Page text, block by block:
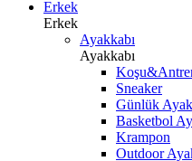
Erkek
Erkek
Ayakkabı
Ayakkabı
Sneaker
Günlük
Basketbol
Krampon
Outdoor